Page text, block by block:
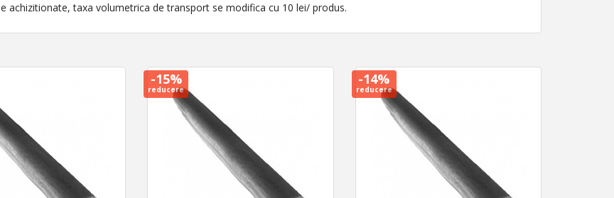
achizitionate, taxa volumetrica de transport se modifica cu 10 lei/ produs.
-15%
reducere
-14%
reducere